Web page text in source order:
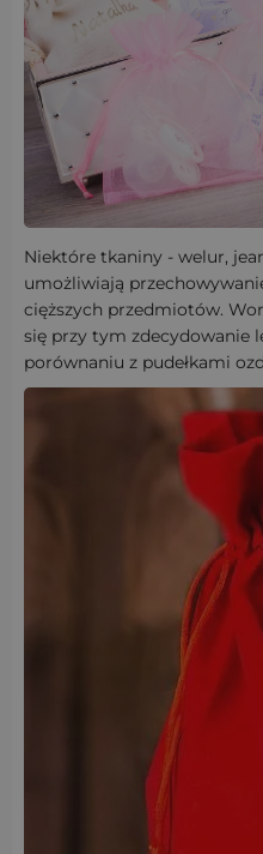
Niektóre tkaniny - welur,
umożliwiają
cięższych przedmiotów.
się przy tym zdecydowanie
porównaniu z pudełkami